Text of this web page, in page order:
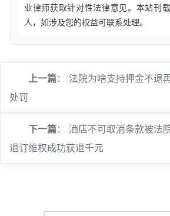
业律师获取针对性法律意见。本站刊
人，如涉及您的权益可联系处理。
上一篇： 法院为啥支持押金不退
处罚
下一篇： 酒店不可取消条款被法
退订维权成功获退千元